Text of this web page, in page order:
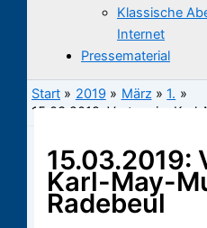
Klassische
Internet
Pressematerial
Start 2019 März
1.
15.03.2019: Vortrag im
15.03.2019:
Karl-May-
Radebeul